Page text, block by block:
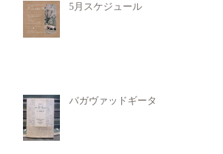
5月スケジュール
バガヴァッドギータ